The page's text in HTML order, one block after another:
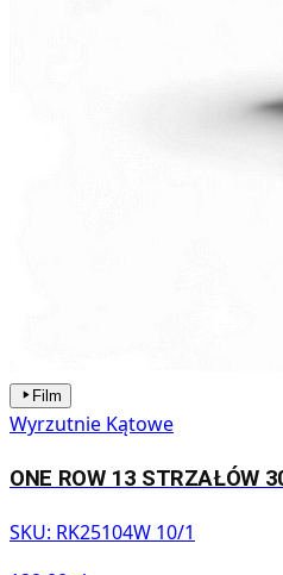
Film
Wyrzutnie Kątowe
ONE ROW 13 STRZAŁÓW
SKU: RK25104W 10/1